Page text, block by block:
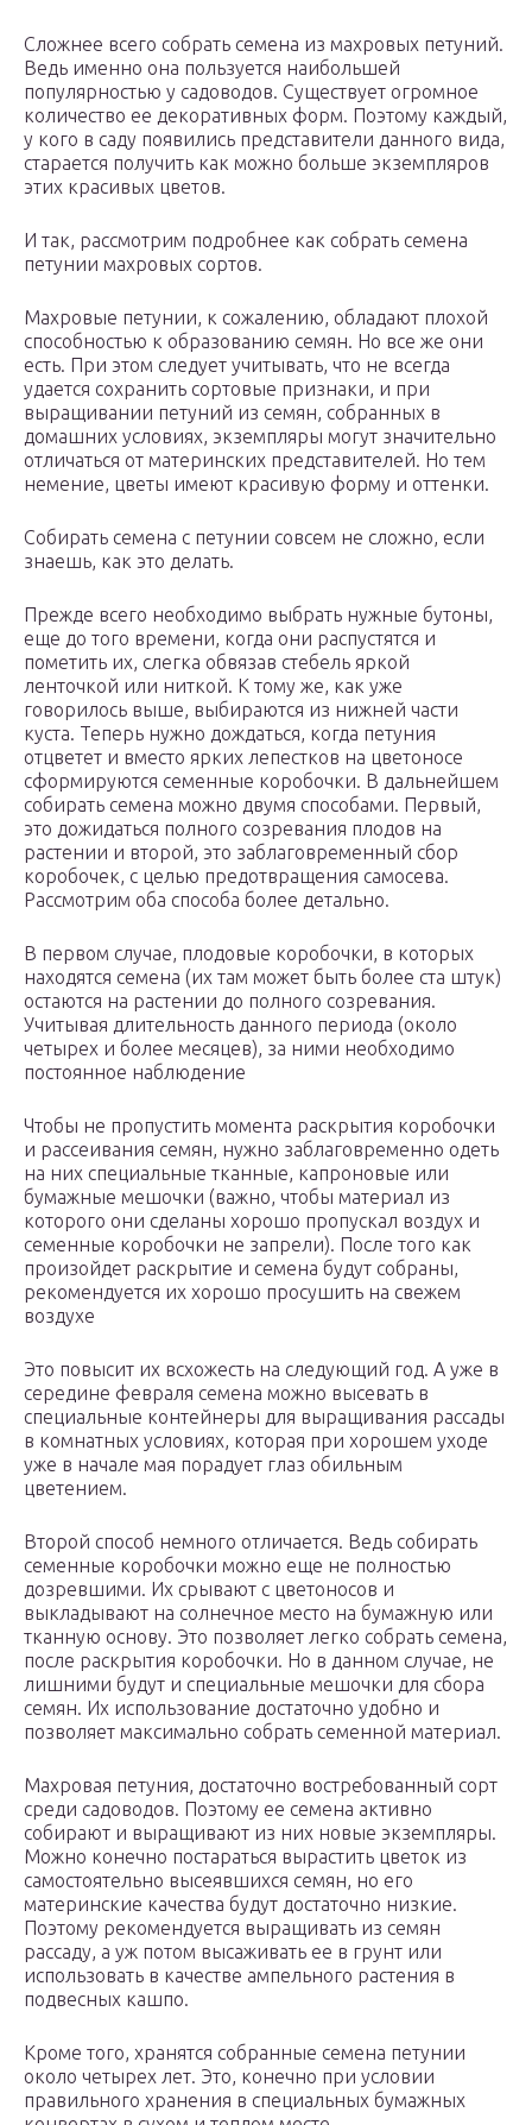
Сложнее всего собрать семена из махровых петуний.
Ведь именно она пользуется наибольшей
популярностью у садоводов. Существует огромное
количество ее декоративных форм. Поэтому каждый,
у кого в саду появились представители данного вида,
старается получить как можно больше экземпляров
этих красивых цветов.
И так, рассмотрим подробнее как собрать семена
петунии махровых сортов.
Махровые петунии, к сожалению, обладают плохой
способностью к образованию семян. Но все же они
есть. При этом следует учитывать, что не всегда
удается сохранить сортовые признаки, и при
выращивании петуний из семян, собранных в
домашних условиях, экземпляры могут значительно
отличаться от материнских представителей. Но тем
немение, цветы имеют красивую форму и оттенки.
Собирать семена с петунии совсем не сложно, если
знаешь, как это делать.
Прежде всего необходимо выбрать нужные бутоны,
еще до того времени, когда они распустятся и
пометить их, слегка обвязав стебель яркой
ленточкой или ниткой. К тому же, как уже
говорилось выше, выбираются из нижней части
куста. Теперь нужно дождаться, когда петуния
отцветет и вместо ярких лепестков на цветоносе
сформируются семенные коробочки. В дальнейшем
собирать семена можно двумя способами. Первый,
это дожидаться полного созревания плодов на
растении и второй, это заблаговременный сбор
коробочек, с целью предотвращения самосева.
Рассмотрим оба способа более детально.
В первом случае, плодовые коробочки, в которых
находятся семена (их там может быть более ста штук)
остаются на растении до полного созревания.
Учитывая длительность данного периода (около
четырех и более месяцев), за ними необходимо
постоянное наблюдение
Чтобы не пропустить момента раскрытия коробочки
и рассеивания семян, нужно заблаговременно одеть
на них специальные тканные, капроновые или
бумажные мешочки (важно, чтобы материал из
которого они сделаны хорошо пропускал воздух и
семенные коробочки не запрели). После того как
произойдет раскрытие и семена будут собраны,
рекомендуется их хорошо просушить на свежем
воздухе
Это повысит их всхожесть на следующий год. А уже в
середине февраля семена можно высевать в
специальные контейнеры для выращивания рассады
в комнатных условиях, которая при хорошем уходе
уже в начале мая порадует глаз обильным
цветением.
Второй способ немного отличается. Ведь собирать
семенные коробочки можно еще не полностью
дозревшими. Их срывают с цветоносов и
выкладывают на солнечное место на бумажную или
тканную основу. Это позволяет легко собрать семена,
после раскрытия коробочки. Но в данном случае, не
лишними будут и специальные мешочки для сбора
семян. Их использование достаточно удобно и
позволяет максимально собрать семенной материал.
Махровая петуния, достаточно востребованный сорт
среди садоводов. Поэтому ее семена активно
собирают и выращивают из них новые экземпляры.
Можно конечно постараться вырастить цветок из
самостоятельно высеявшихся семян, но его
материнские качества будут достаточно низкие.
Поэтому рекомендуется выращивать из семян
рассаду, а уж потом высаживать ее в грунт или
использовать в качестве ампельного растения в
подвесных кашпо.
Кроме того, хранятся собранные семена петунии
около четырех лет. Это, конечно при условии
правильного хранения в специальных бумажных